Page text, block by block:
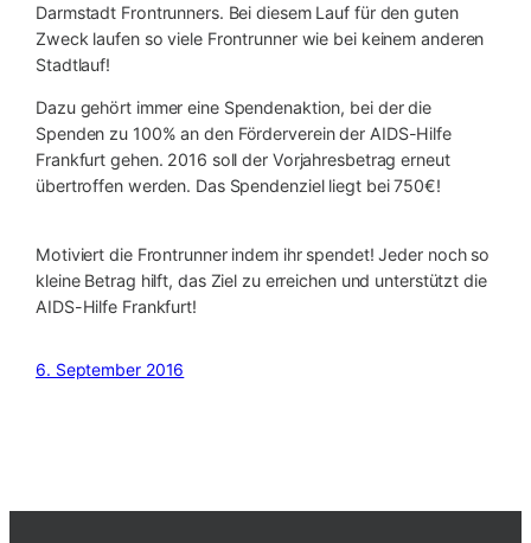
Darmstadt Frontrunners. Bei diesem Lauf für den guten
Zweck laufen so viele Frontrunner wie bei keinem anderen
Stadtlauf!
Dazu gehört immer eine Spendenaktion, bei der die
Spenden zu 100% an den Förderverein der AIDS-Hilfe
Frankfurt gehen. 2016 soll der Vorjahresbetrag erneut
übertroffen werden. Das Spendenziel liegt bei 750€!
Motiviert die Frontrunner indem ihr spendet! Jeder noch so
kleine Betrag hilft, das Ziel zu erreichen und unterstützt die
AIDS-Hilfe Frankfurt!
6. September 2016